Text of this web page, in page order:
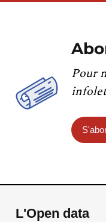
Pour
L'Open data